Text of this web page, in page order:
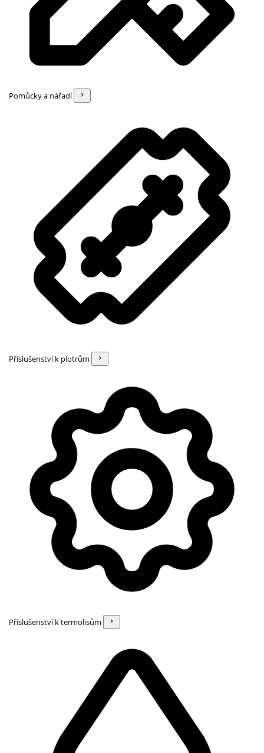
Pomůcky a nářadí
Příslušenství k plotrům
Příslušenství k termolisům